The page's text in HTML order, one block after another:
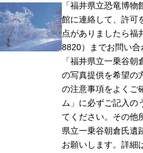
「福井県立恐竜博
館に連絡して、許可
点がありましたら福
8820）までお問い合
「福井県立一乗谷
の写真提供を希望の
の注意事項をよくご
ム」に必ずご記入の
てください。その他
県立一乗谷朝倉氏遺
お願いします。詳細